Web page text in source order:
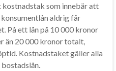
kostnadstak som innebär att
aldrig får
På ett lån på 10 000 kronor
än 20 000 kronor totalt,
Kostnadstaket gäller alla